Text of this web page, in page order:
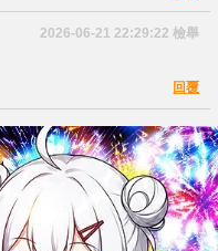
2026-06-21 22:29:22 檢舉
回覆